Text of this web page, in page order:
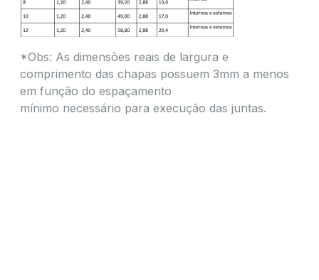
*Obs: As dimensões reais de largura e
comprimento das chapas possuem 3mm a menos
em função do espaçamento
mínimo necessário para execução das juntas.